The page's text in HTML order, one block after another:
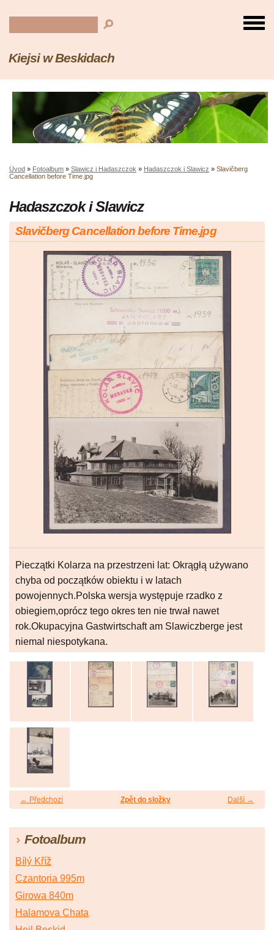
Kiejsi w Beskidach
Úvod » Fotoalbum » Slawicz i Hadaszczok » Hadaszczok i Slawicz » Slavičberg
Cancellation before Time.jpg
Hadaszczok i Slawicz
Slavičberg Cancellation before Time.jpg
Pieczątki Kolarza na przestrzeni lat: Okrągłą używano
chyba od początków obiektu i w latach
powojennych.Polska wersja występuje rzadko z
obiegiem,oprócz tego okres ten nie trwał nawet
rok.Okupacyjna Gastwirtschaft am Slawiczberge jest
niemal niespotykana.
← Předchozí Další →
Zpět do složky
Fotoalbum
Bílý Kříž
Czantoria 995m
Girowa 840m
Halamova Chata